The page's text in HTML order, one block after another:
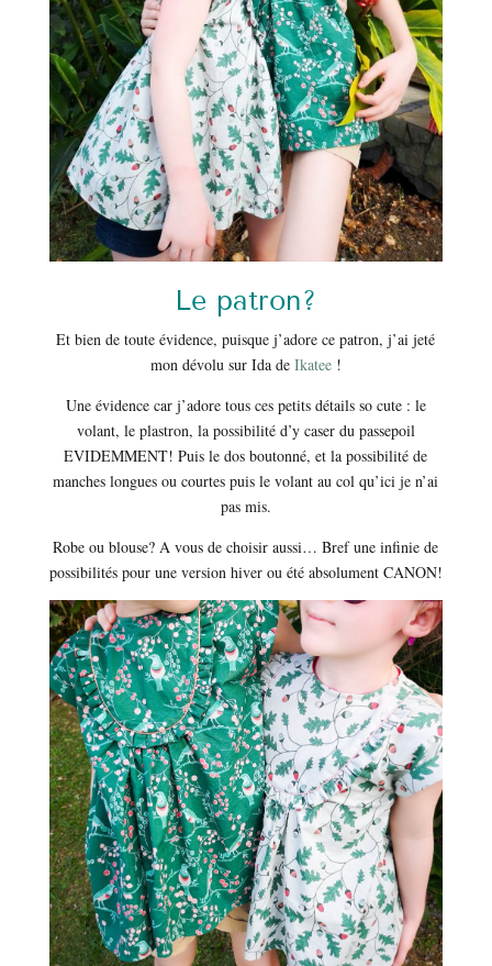
Le patron?
Et bien de toute évidence, puisque j’adore ce patron, j’ai jeté
mon dévolu sur Ida de Ikatee !
Une évidence car j’adore tous ces petits détails so cute : le
volant, le plastron, la possibilité d’y caser du passepoil
EVIDEMMENT! Puis le dos boutonné, et la possibilité de
manches longues ou courtes puis le volant au col qu’ici je n’ai
pas mis.
Robe ou blouse? A vous de choisir aussi… Bref une infinie de
possibilités pour une version hiver ou été absolument CANON!